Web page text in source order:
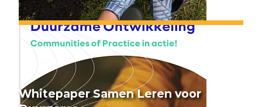
Whitepaper Samen Leren voor